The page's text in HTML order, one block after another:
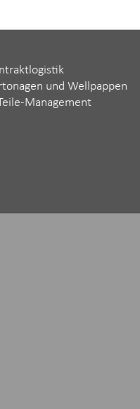
und Wellpappen
Management